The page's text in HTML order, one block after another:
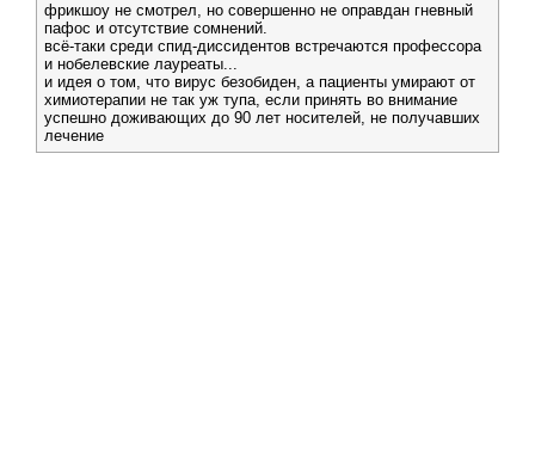
фрикшоу не смотрел, но совершенно не оправдан гневный
пафос и отсутствие сомнений.
всё-таки среди спид-диссидентов встречаются профессора
и нобелевские лауреаты...
и идея о том, что вирус безобиден, а пациенты умирают от
химиотерапии не так уж тупа, если принять во внимание
успешно доживающих до 90 лет носителей, не получавших
лечение